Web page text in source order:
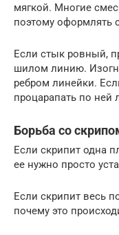
мягкой. Многие
поэтому оформлять
Если стык ровный,
шилом линию.
ребром линейки.
процарапать по ней
Борьба со
Если скрипит одна
ее нужно просто
Если скрипит весь
почему это